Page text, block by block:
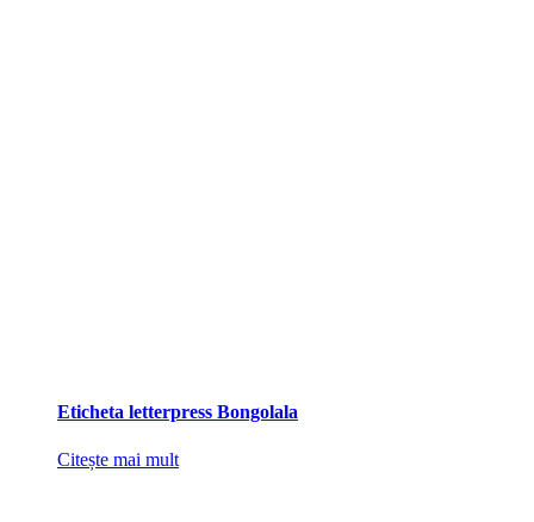
Eticheta letterpress Bongolala
Citește mai mult